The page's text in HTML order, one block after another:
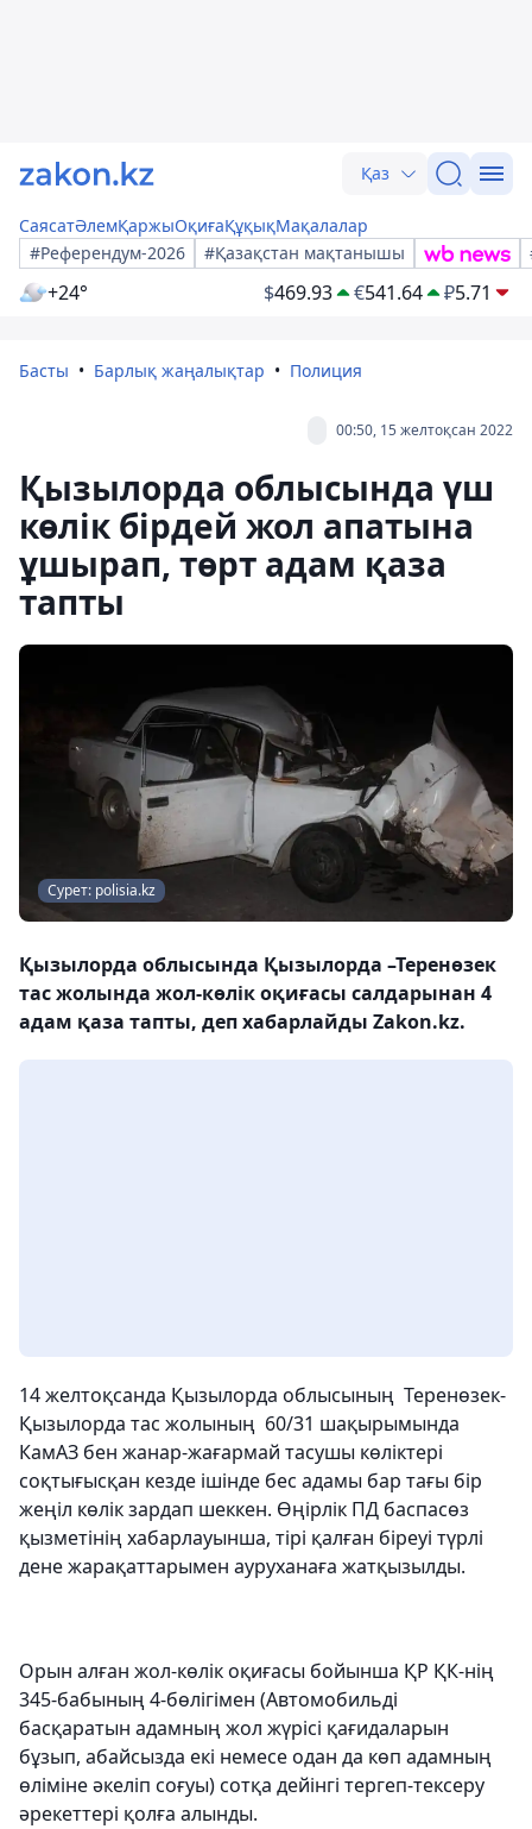
Қаз
СаясатӘлемҚаржыОқиғаҚұқықМақалалар
#Референдум-2026
#Қазақстан мақтанышы
+24° $469.93 €541.64 ₽5.71
Басты Барлық жаңалықтар Полиция
00:50, 15 желтоқсан 2022
Қызылорда облысында үш
көлік бірдей жол апатына
ұшырап, төрт адам қаза
тапты
Сурет: polisia.kz
Қызылорда облысында Қызылорда –Теренөзек
тас жолында жол-көлік оқиғасы салдарынан 4
адам қаза тапты, деп хабарлайды Zakon.kz.
14 желтоқсанда Қызылорда облысының Теренөзек-
Қызылорда тас жолының 60/31 шақырымында
КамАЗ бен жанар-жағармай тасушы көліктері
соқтығысқан кезде ішінде бес адамы бар тағы бір
жеңіл көлік зардап шеккен. Өңірлік ПД баспасөз
қызметінің хабарлауынша, тірі қалған біреуі түрлі
дене жарақаттарымен ауруханаға жатқызылды.
Орын алған жол-көлік оқиғасы бойынша ҚР ҚК-нің
345-бабының 4-бөлігімен (Автомобильдi
басқаратын адамның жол жүрісі қағидаларын
бұзып, абайсызда екi немесе одан да көп адамның
өлiмiне әкеліп соғуы) сотқа дейінгі тергеп-тексеру
әрекеттері қолға алынды.